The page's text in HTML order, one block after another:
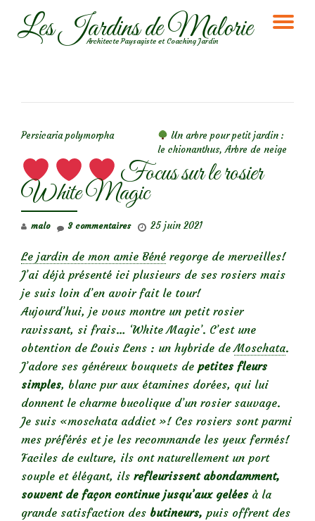
AllerLes Jardins de Malorie
Architecte Paysagiste et Coaching Jardin
Persicaria polymorpha
Un arbre pour petit jardin :
le chionanthus, Arbre de neige
Focus sur le rosier
White Magic
malo 25 juin 2021
3 commentaires
Le jardin de mon amie Béné regorge de merveilles!
J’ai déjà présenté ici plusieurs de ses rosiers mais
je suis loin d’en avoir fait le tour!
Aujourd’hui, je vous montre un petit rosier
ravissant, si frais… ‘White Magic’. C’est une
obtention de Louis Lens : un hybride deMoschata.
J’adore ses généreux bouquets de petites fleurs
simples, blanc pur aux étamines dorées, qui lui
donnent le charme bucolique d’un rosier sauvage.
Je suis «moschata addict »! Ces rosiers sont parmi
mes préférés et je les recommande les yeux fermés!
Faciles de culture, ils ont naturellement un port
souple et élégant, ils refleurissent abondamment,
souvent de façon continue jusqu’aux gelées à la
grande satisfaction des butineurs, puis offrent des